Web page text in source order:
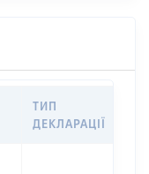
ТИП
ДЕКЛАРАЦІЇ